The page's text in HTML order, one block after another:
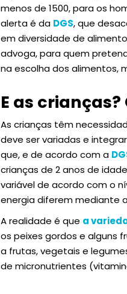
menos de 1500, para os
alerta é da DGS, que
em diversidade de
advoga, para quem
na escolha dos alimentos,
E as
As crianças têm
deve ser variadas e
que, e de acordo com a
crianças de 2 anos de
variável de acordo com o
energia diferem mediante
A realidade é que a
os peixes gordos e alguns
a frutas, vegetais e
de micronutrientes